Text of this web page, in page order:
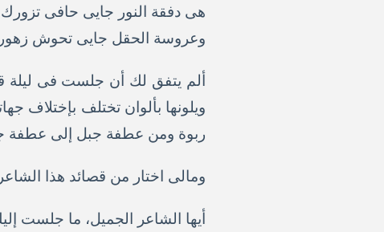
هى دفقة النور جايى حافى تزورك
وعروسة الحقل جايى تحوش
ألم يتفق لك أن جلست فى ليلة
ويلونها بألوان تختلف بإختلاف
ربوة ومن عطفة جبل إلى عطفة
ومالى اختار من قصائد هذا
أيها الشاعر الجميل، ما جلست